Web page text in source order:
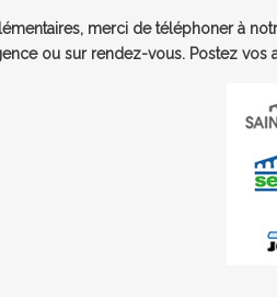
merci de téléphoner à
ou sur rendez-vous. Postez vos